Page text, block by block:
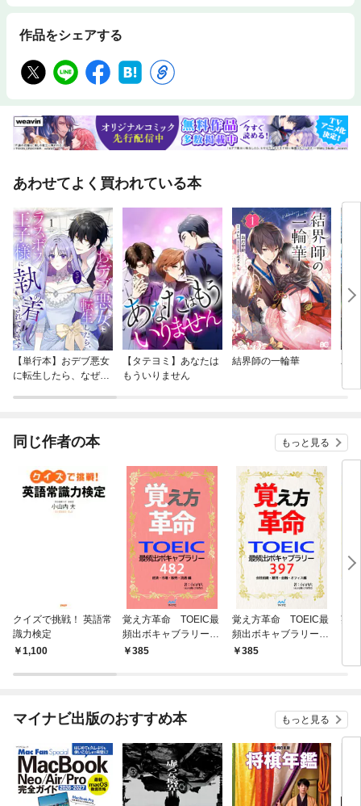
す。エントリーの単語及び、その派生語などと一緒に覚えるようにしまし
作品をシェアする
あわせてよく買われている本
【単行本】おデブ悪女
に転生したら、なぜか
【タテヨミ】あなたは
もういりません
結界師の一輪華
バ
今
同じ作者の本 もっと見る
クイズで挑戦！ 英語常
識力検定
1,100
覚え方革命 TOEIC最
頻出ボキャブラリー48
2 経済・市場・販
385
覚え方革命 TOEIC最
頻出ボキャブラリー39
7 会社組織・雇用・
385
英
題
マイナビ出版のおすすめ本 もっと見る